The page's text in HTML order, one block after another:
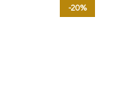
-20%